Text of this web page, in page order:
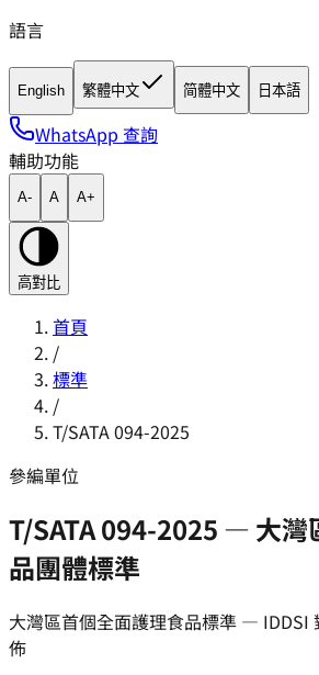
語言
English 繁體中文 简體中文 日本語
WhatsApp 查詢
輔助功能
A- A A+
高對比
首頁
/
標準
/
T/SATA 094-2025
參編單位
T/SATA 094-2025 — 大灣
品團體標準
大灣區首個全面護理食品標準 — IDDSI
佈